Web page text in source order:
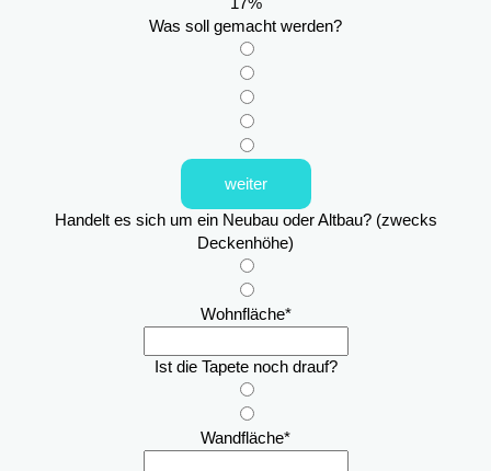
Was soll gemacht werden?
weiter
Handelt es sich um ein Neubau oder Altbau? (zwecks
Deckenhöhe)
Wohnfläche*
Ist die Tapete noch drauf?
Wandfläche*